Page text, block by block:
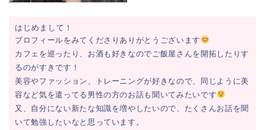
はじめまして！
プロフィールをみてくださりありがとうございます
カフェを巡ったり、お酒も好きなのでご飯屋さんを開拓したりす
るのがすきです！
美容やファッション、トレーニングが好きなので、同じように美
容など気を遣ってる男性の方のお話も聞いてみたいです
又、自分にない新たな知識を増やしたいので、たくさんお話を聞
いて勉強したいなと思っています。